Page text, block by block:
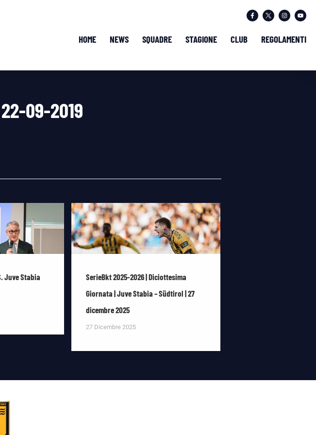
HOME NEWS SQUADRE STAGIONE CLUB REGOLAMENTI
09-2019
Juve Stabia
SerieBkt 2025-2026 | Diciottesima
Giornata | Juve Stabia – Südtirol | 27
dicembre 2025
27 Dicembre 2025